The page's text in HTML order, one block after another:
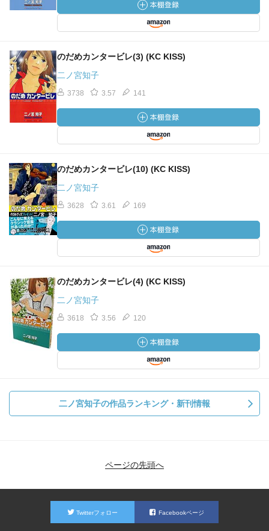
のだめカンタービレ(3) (KC KISS)
二ノ宮知子
3738 3.57 141
のだめカンタービレ(10) (KC KISS)
二ノ宮知子
3628 3.61 169
のだめカンタービレ(4) (KC KISS)
二ノ宮知子
3618 3.56 120
二ノ宮知子の作品ランキング・新刊情報
ページの先頭へ
Twitterフォロー Facebookページ